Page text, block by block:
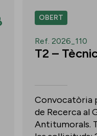
OBERT
Ref. 2026_110
T2 –
Convocatòria
de Recerca al
Antitumorals.